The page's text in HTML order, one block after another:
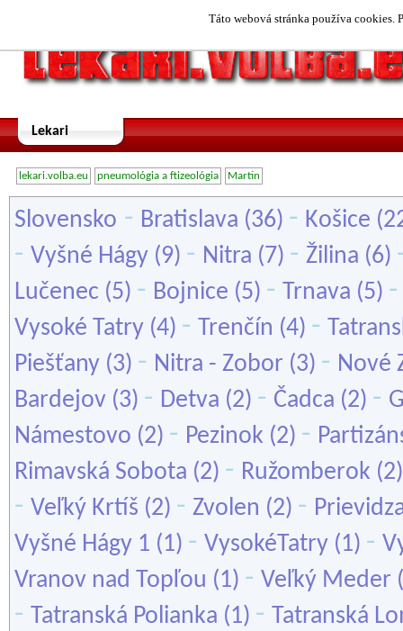
Táto webová stránka používa cookies.
Lekari
lekari.volba.eu pneumológia a ftizeológia Martin
Slovensko - Bratislava (36) - Košice
- Vyšné Hágy (9) - Nitra (7) - Žilina (6)
Lučenec (5) - Bojnice (5) - Trnava (5)
Vysoké Tatry (4) - Trenčín (4) -
Piešťany (3) - Nitra - Zobor (3) - Nové
Bardejov (3) - Detva (2) - Čadca (2) -
Námestovo (2) - Pezinok (2) -
Rimavská Sobota (2) - Ružomberok
- Veľký Krtíš (2) - Zvolen (2) -
Vyšné Hágy 1 (1) - VysokéTatry (1) -
Vranov nad Topľou (1) - Veľký Meder
- Tatranská Polianka (1) - Tatranská